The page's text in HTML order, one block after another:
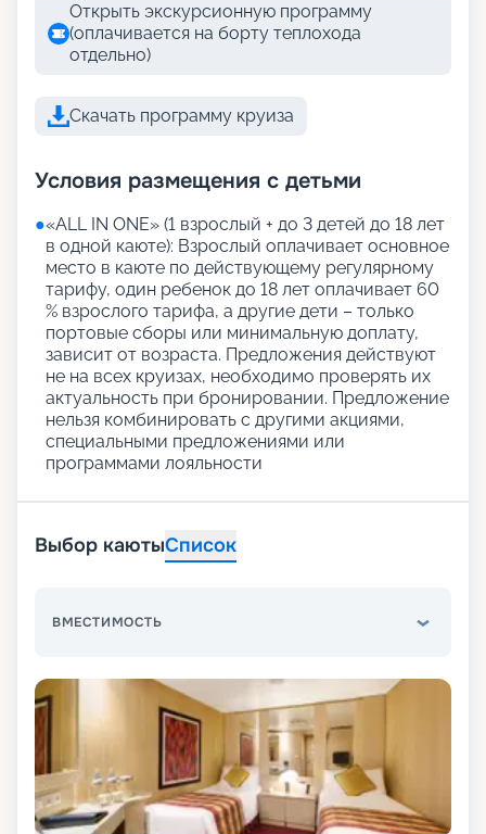
Открыть экскурсионную программу
(оплачивается на борту теплохода
отдельно)
Скачать программу круиза
Условия размещения с детьми
●«АLL IN ONE» (1 взрослый + до 3 детей до 18 лет
в одной каюте): Взрослый оплачивает основное
место в каюте по действующему регулярному
тарифу, один ребенок до 18 лет оплачивает 60
% взрослого тарифа, а другие дети – только
портовые сборы или минимальную доплату,
зависит от возраста. Предложения действуют
не на всех круизах, необходимо проверять их
актуальность при бронировании. Предложение
нельзя комбинировать с другими акциями,
специальными предложениями или
программами лояльности
Выбор каютыСписок
ВМЕСТИМОСТЬ